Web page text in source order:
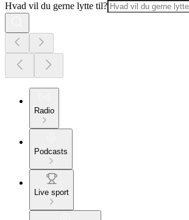
Hvad vil du gerne lytte til?
Radio
Podcasts
Live sport